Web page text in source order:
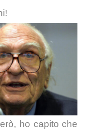
ho capito che